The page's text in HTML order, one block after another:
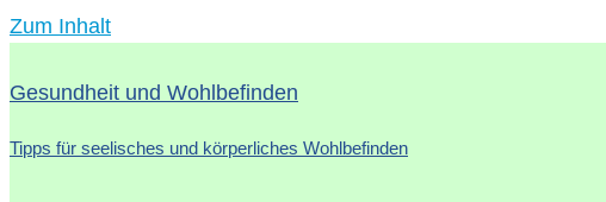
Zum Inhalt
Gesundheit und Wohlbefinden
Tipps für seelisches und körperliches Wohlbefinden